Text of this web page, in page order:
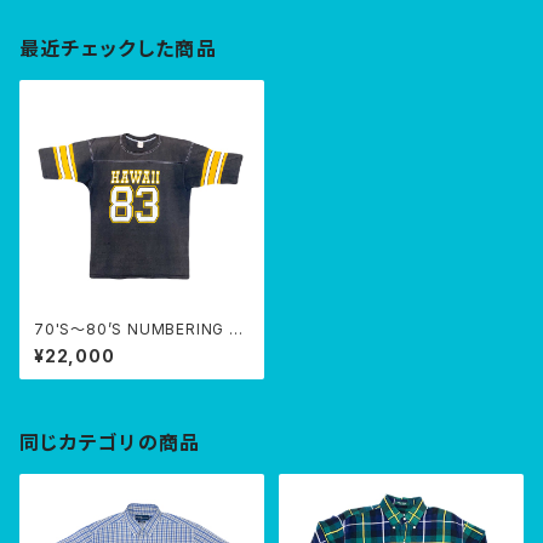
最近チェックした商品
70'S〜80’S NUMBERING fo
otball T-SHIRTS
¥22,000
同じカテゴリの商品